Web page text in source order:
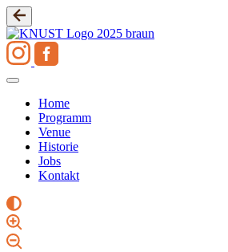
Zum
Inhalt
springen
Home
Programm
Venue
Historie
Jobs
Kontakt